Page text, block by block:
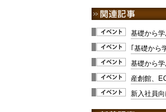
基礎から
｢基礎から
基礎から
産創館、
新入社員